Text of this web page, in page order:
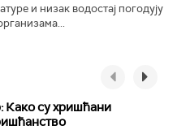
и низак водостај погодују
Како су хришћани